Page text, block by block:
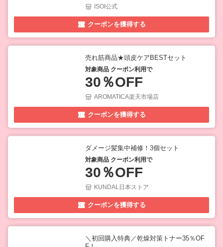
ISOI公式
クーポンを獲得する
売れ筋商品★頭皮ケアBESTセット
対象商品 クーポン利用で
30％OFF
AROMATICA楽天市場店
クーポンを獲得する
ダメージ髪集中補修！3個セット
対象商品 クーポン利用で
30％OFF
KUNDAL日本ストア
クーポンを獲得する
＼初回購入特典／乾燥対策トナー35％OF